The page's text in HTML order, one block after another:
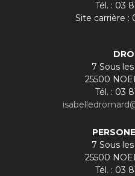
Tél. : 03
Site carrière :
7 Sous
25500
Tél. : 03
7 Sous
25500
Tél. : 03